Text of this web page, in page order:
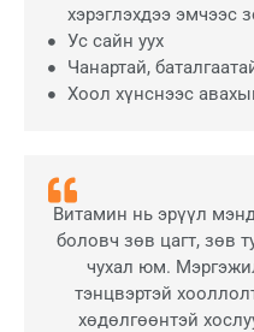
хэрэглэхдээ эмчээс
Ус сайн уух
Чанартай,
Хоол хүнснээс
Витамин нь эрүүл
боловч зөв цагт, зөв
чухал юм.
тэнцвэртэй
хөдөлгөөнтэй